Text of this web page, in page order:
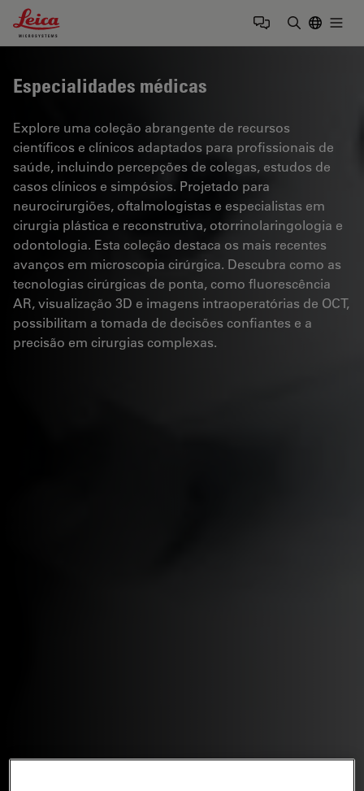
Leica Microsystems Logo
Especialidades médicas
Explore uma coleção abrangente de recursos
científicos e clínicos adaptados para profissionais de
saúde, incluindo percepções de colegas, estudos de
casos clínicos e simpósios. Projetado para
neurocirurgiões, oftalmologistas e especialistas em
cirurgia plástica e reconstrutiva, otorrinolaringologia e
odontologia. Esta coleção destaca os mais recentes
avanços em microscopia cirúrgica. Descubra como as
tecnologias cirúrgicas de ponta, como fluorescência
AR, visualização 3D e imagens intraoperatórias de OCT,
possibilitam a tomada de decisões confiantes e a
precisão em cirurgias complexas.